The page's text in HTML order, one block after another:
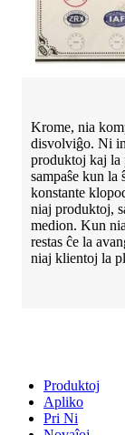
Krome, nia
disvolviĝo. Ni
produktoj kaj la
sampaŝe kun la
konstante
niaj produktoj,
medion. Kun
restas ĉe la
niaj klientoj la
Produktoj
Apliko
Pri Ni